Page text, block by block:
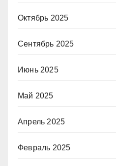
Октябрь 2025
Сентябрь 2025
Июнь 2025
Май 2025
Апрель 2025
Февраль 2025